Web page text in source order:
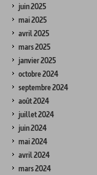
juin 2025
mai 2025
avril 2025
mars 2025
janvier 2025
octobre 2024
septembre 2024
août 2024
juillet 2024
juin 2024
mai 2024
avril 2024
mars 2024